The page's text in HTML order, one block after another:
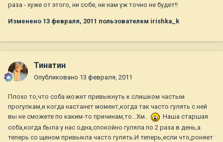
раза - хуже от этого, ни собе, ни нам уж точно не будет!!
Изменено 13 февраля, 2011 пользователем irishka_k
Тинатин
Опубликовано 13 февраля, 2011
Плохо то,что соба может привыкнуть к слишком частым
прогулкам,и когда настанет момент,когда так часто гулять с ней
вы не сможете по каким-то причинам,то...Хм..
Наша старшая
соба,когда была у нас одна,спокойно гуляла по 2 раза в день,а
теперь со щеном привыкла часто гулять.И теперь,если что,роняет